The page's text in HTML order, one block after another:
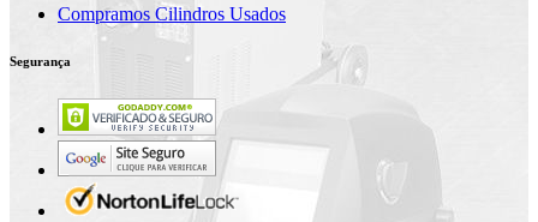
Compramos Cilindros Usados
Segurança